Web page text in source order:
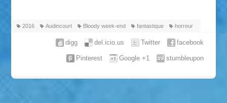
2016 Audincourt Bloody week-end fantastique horreur
facebook
Twitter
del.icio.us
digg
stumbleupon
Google +1
Pinterest